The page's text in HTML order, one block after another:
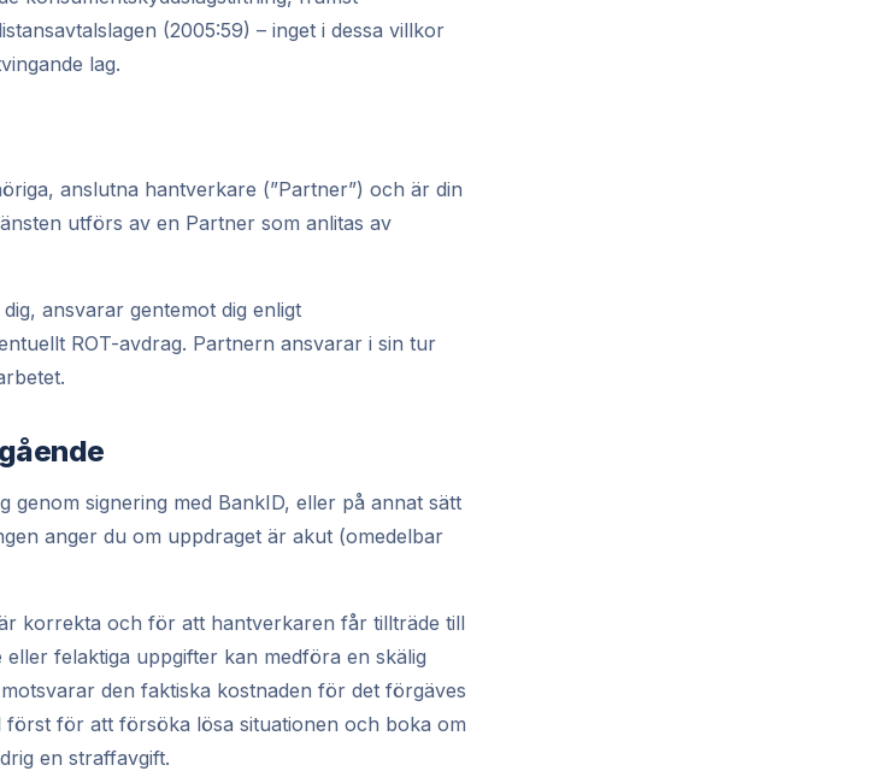
(2005:59) – inget i dessa villkor
lag.
anslutna hantverkare (”Partner”) och är din
utförs av en Partner som anlitas av
ansvarar gentemot dig enligt
ROT-avdrag. Partnern ansvarar i sin tur
genom signering med BankID, eller på annat sätt
anger du om uppdraget är akut (omedelbar
korrekta och för att hantverkaren får tillträde till
felaktiga uppgifter kan medföra en skälig
den faktiska kostnaden för det förgäves
först för att försöka lösa situationen och boka om
en straffavgift.